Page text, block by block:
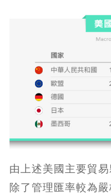
由上述美國主要貿
除了管理匯率較為